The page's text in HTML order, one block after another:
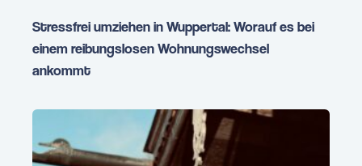
Stressfrei umziehen in Wuppertal: Worauf es bei
einem reibungslosen Wohnungswechsel
ankommt